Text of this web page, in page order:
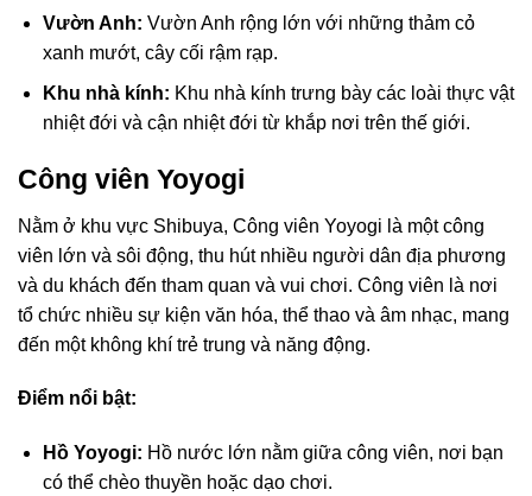
Vườn Anh: Vườn Anh rộng lớn với những thảm cỏ
xanh mướt, cây cối rậm rạp.
Khu nhà kính: Khu nhà kính trưng bày các loài thực vật
nhiệt đới và cận nhiệt đới từ khắp nơi trên thế giới.
Công viên Yoyogi
Nằm ở khu vực Shibuya, Công viên Yoyogi là một công
viên lớn và sôi động, thu hút nhiều người dân địa phương
và du khách đến tham quan và vui chơi. Công viên là nơi
tổ chức nhiều sự kiện văn hóa, thể thao và âm nhạc, mang
đến một không khí trẻ trung và năng động.
Điểm nổi bật:
Hồ Yoyogi: Hồ nước lớn nằm giữa công viên, nơi bạn
có thể chèo thuyền hoặc dạo chơi.